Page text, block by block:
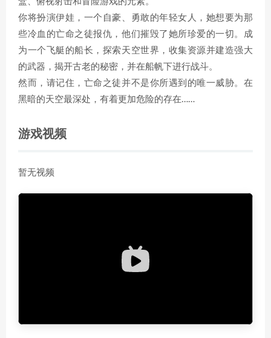
你将扮演伊娃，一个自豪、勇敢的年轻女人，她想要为那
些冷血的亡命之徒报仇，他们摧毁了她所珍爱的一切。成
为一个飞艇的船长，探索天空世界，收集资源并建造强大
的武器，揭开古老的秘密，并在船帆下进行战斗。
然而，请记住，亡命之徒并不是你所遇到的唯一威胁。在
黑暗的天空最深处，有着更加危险的存在……
游戏视频
暂无视频